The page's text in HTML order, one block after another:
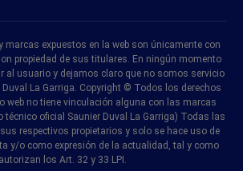
marcas expuestos en la web son únicamente con
propiedad de sus titulares. En ningún momento
al usuario y dejamos claro que no somos servicio
La Garriga. Copyright © Todos los derechos
web no tiene vinculación alguna con las marcas
técnico oficial Saunier Duval La Garriga) Todas las
respectivos propietarios y solo se hace uso de
y/o como expresión de la actualidad, tal y como
autorizan los Art. 32 y 33 LPI.